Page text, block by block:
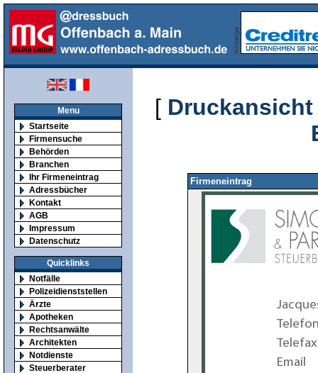
Menu
Startseite
Firmensuche
Behörden
Branchen
Ihr Firmeneintrag
Adressbücher
Kontakt
AGB
Impressum
Datenschutz
Quicklinks
Notfälle
Polizeidienststellen
Ärzte
Apotheken
Rechtsanwälte
Architekten
Notdienste
Steuerberater
[ Druckansicht
Firmeneintrag